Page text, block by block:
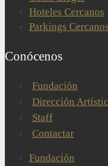
Hoteles Cercanos
Parkings Cercanos
Conócenos
Fundación
Dirección
Staff
Contactar
Fundación